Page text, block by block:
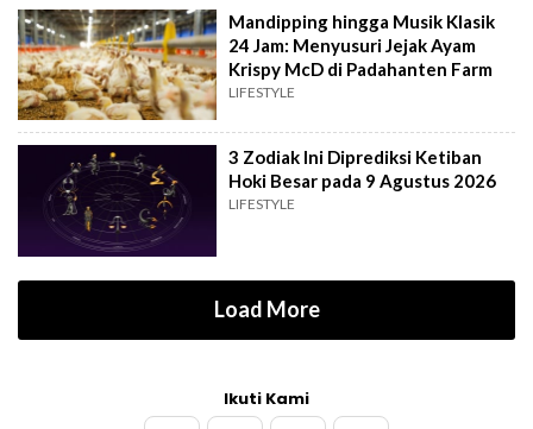
Mandipping hingga Musik Klasik
24 Jam: Menyusuri Jejak Ayam
Krispy McD di Padahanten Farm
LIFESTYLE
3 Zodiak Ini Diprediksi Ketiban
Hoki Besar pada 9 Agustus 2026
LIFESTYLE
Load More
Ikuti Kami